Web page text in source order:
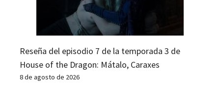
Reseña del episodio 7 de la temporada 3 de
House of the Dragon: Mátalo, Caraxes
8 de agosto de 2026